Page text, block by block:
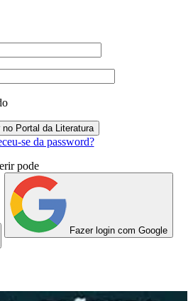
se da password?
pode
Fazer login com Google